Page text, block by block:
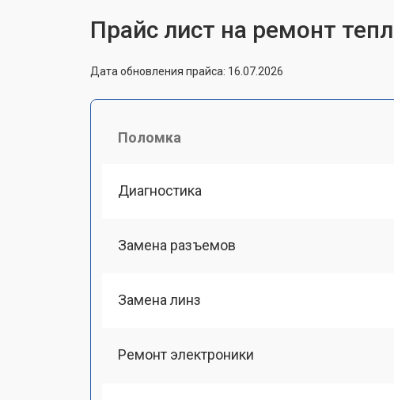
Прайс лист на ремонт
Дата обновления прайса: 16.07.2026
Поломка
Диагностика
Замена разъемов
Замена линз
Ремонт электроники